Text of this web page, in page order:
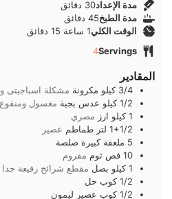
مدة الإعداد30 دقائق
دقائق
مدة الطبخ45دقائق
دقائق
الوقت الكلي1ساعة
ساعة 15دقائق
دقائق
Servings
4
المقادير
3/4 كيلو مكرونة مشكلة اسباجيتى
1/2 كيلو عدس بجبة مغسول
1 كيلو ارز مصري
1+1/2 لتر طماطم عصير
5 ملعقة كبيرة صلصة
10 فص ثوم مفروم
1 كيلو بصل مقطع شرائح رفيعة جدا
1/2 كوب خل
1/2 كوب عصير ليمون